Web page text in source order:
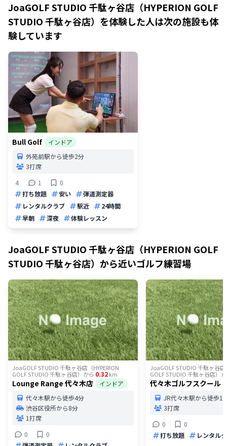
JoaGOLF STUDIO 千駄ヶ谷店（HYPERION GOLF
STUDIO 千駄ヶ谷店） を体験した人は次の施設も体
験しています
Bull Golf
インドア
外苑前駅から徒歩2分
3打席
4
1
0
打ち放題
安い
弾道測定器
レンタルクラブ
駅近
24時間
早朝
深夜 体験レッスン
JoaGOLF STUDIO 千駄ヶ谷店（HYPERION GOLF
STUDIO 千駄ヶ谷店） から近いゴルフ練習場
JoaGOLF STUDIO 千駄ヶ谷店（HYPERION
GOLF STUDIO 千駄ヶ谷店） から 0.32km
Lounge Range 代々木店
インドア
代々木駅から徒歩4分
渋谷区役所から8分
1打席
0
0
JoaGOLF STUDIO 千駄ヶ谷店
GOLF STUDIO 千駄ヶ谷店）
代々木ゴルフスクール
JR代々木駅から徒歩1
3打席
0
0
打ち放題
レンタル